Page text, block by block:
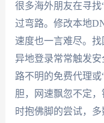
很多海外朋友在寻找
过弯路。修改本地
速度也一言难尽。找
异地登录常常触发
路不明的免费代理
胆，网速飘忽不定
时抱佛脚的尝试，多